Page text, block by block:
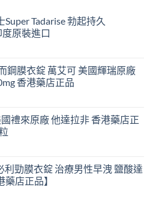
Tadarise 勃起持久
原裝進口
鋼膜衣錠 萬艾可 美國輝瑞原廠
香港藥店正品
禮來原廠 他達拉非 香港藥店正
利勁膜衣錠 治療男性早洩 鹽酸達
店正品】